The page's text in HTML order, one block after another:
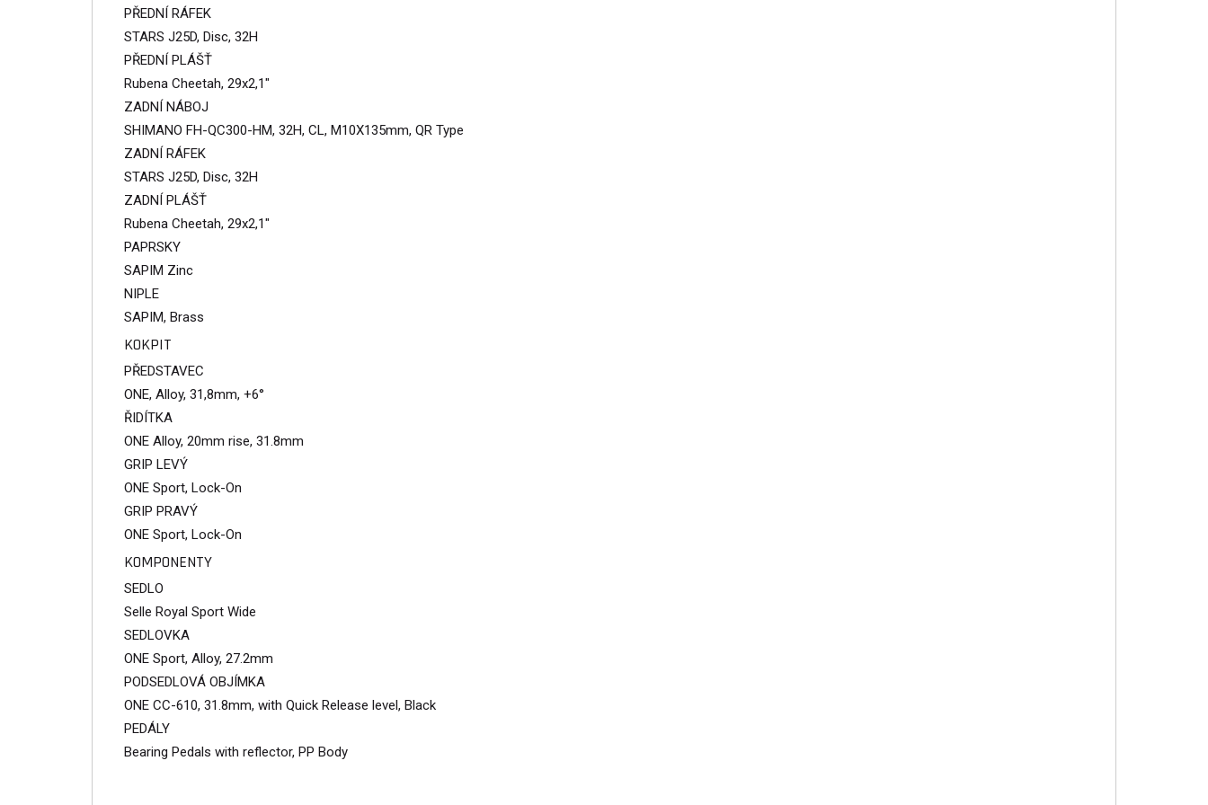
PŘEDNÍ RÁFEK
STARS J25D, Disc, 32H
PŘEDNÍ PLÁŠŤ
Rubena Cheetah, 29x2,1"
ZADNÍ NÁBOJ
SHIMANO FH-QC300-HM, 32H, CL, M10X135mm, QR Type
ZADNÍ RÁFEK
STARS J25D, Disc, 32H
ZADNÍ PLÁŠŤ
Rubena Cheetah, 29x2,1"
PAPRSKY
SAPIM Zinc
NIPLE
SAPIM, Brass
KOKPIT
PŘEDSTAVEC
ONE, Alloy, 31,8mm, +6°
ŘIDÍTKA
ONE Alloy, 20mm rise, 31.8mm
GRIP LEVÝ
ONE Sport, Lock-On
GRIP PRAVÝ
ONE Sport, Lock-On
KOMPONENTY
SEDLO
Selle Royal Sport Wide
SEDLOVKA
ONE Sport, Alloy, 27.2mm
PODSEDLOVÁ OBJÍMKA
ONE CC-610, 31.8mm, with Quick Release level, Black
PEDÁLY
Bearing Pedals with reflector, PP Body